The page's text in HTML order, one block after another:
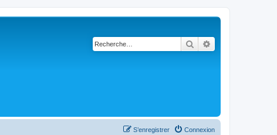
Rechercher
Connexion
S’enregistrer